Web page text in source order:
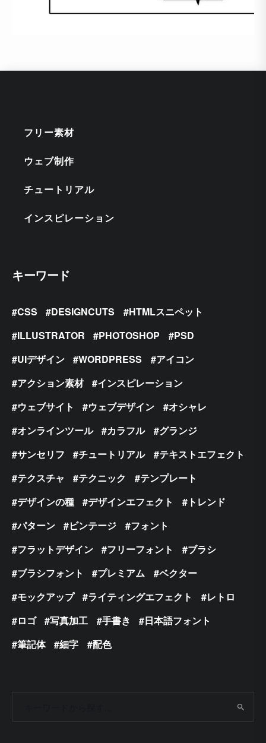
フリー素材
ウェブ制作
チュートリアル
インスピレーション
キーワード
CSS DESIGNCUTS
HTMLスニペット
ILLUSTRATOR
PHOTOSHOP
PSD
UIデザイン
WORDPRESS
アイコン
アクション素材
インスピレーション
ウェブサイト
ウェブデザイン
オシャレ
オンラインツール
カラフル
グランジ
サンセリフ
チュートリアル
テキストエフェクト
テクスチャ
テクニック
テンプレート
デザインの種
デザインエフェクト
トレンド
パターン
ビンテージ
フォント
フラットデザイン
フリーフォント
ブラシ
ブラシフォント
プレミアム
ベクター
モックアップ
ライティングエフェクト
レトロ
ロゴ
写真加工 手書き
日本語フォント
筆記体
細字 配色